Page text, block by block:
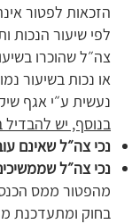
הזכאות לפטור
לפי שיעור הנכות
או נכות בשיעור
נעשית ע״י אגף
בנוסף, יש להבדיל
נכי צה״ל שאינם
נכי צה״ל
מהפטור ממס
בחוק ומתעדכנת